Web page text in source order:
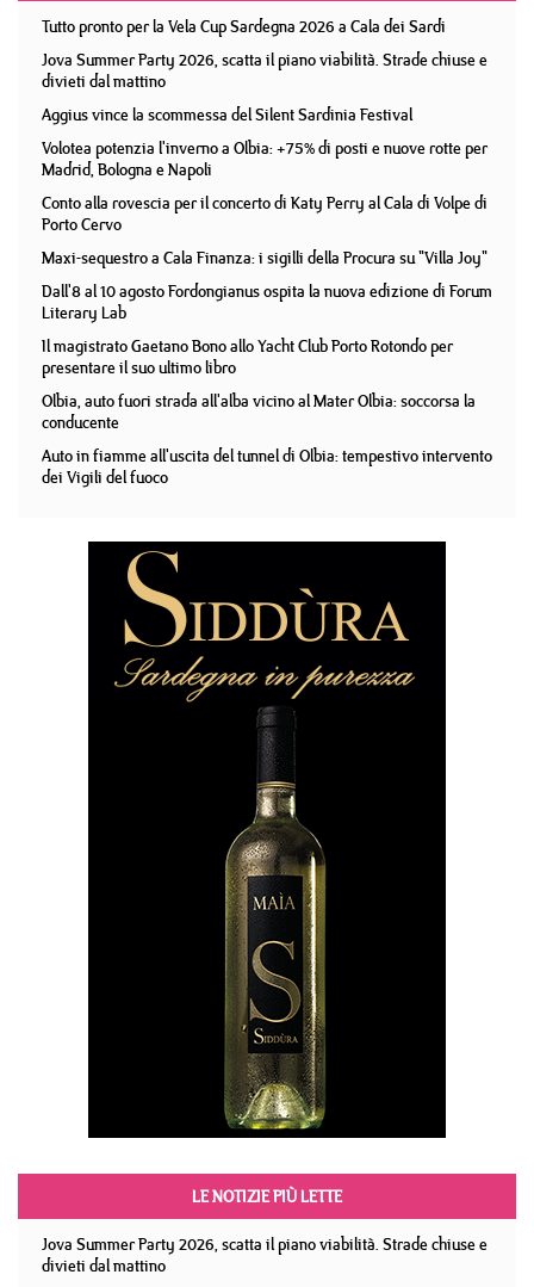
Tutto pronto per la Vela Cup Sardegna 2026 a Cala dei Sardi
Jova Summer Party 2026, scatta il piano viabilità. Strade chiuse e
divieti dal mattino
Aggius vince la scommessa del Silent Sardinia Festival
Volotea potenzia l'inverno a Olbia: +75% di posti e nuove rotte per
Madrid, Bologna e Napoli
Conto alla rovescia per il concerto di Katy Perry al Cala di Volpe di
Porto Cervo
Maxi-sequestro a Cala Finanza: i sigilli della Procura su "Villa Joy"
Dall'8 al 10 agosto Fordongianus ospita la nuova edizione di Forum
Literary Lab
Il magistrato Gaetano Bono allo Yacht Club Porto Rotondo per
presentare il suo ultimo libro
Olbia, auto fuori strada all'alba vicino al Mater Olbia: soccorsa la
conducente
Auto in fiamme all'uscita del tunnel di Olbia: tempestivo intervento
dei Vigili del fuoco
LE NOTIZIE PIÙ LETTE
Jova Summer Party 2026, scatta il piano viabilità. Strade chiuse e
divieti dal mattino